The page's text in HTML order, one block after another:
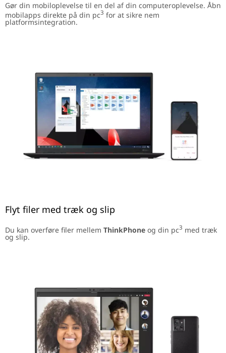
Gør din mobiloplevelse til en del af din computeroplevelse. Åbn
mobilapps direkte på din pc3 for at sikre nem
platformsintegration.
Flyt filer med træk og slip
Du kan overføre filer mellem ThinkPhone og din pc3 med træk
og slip.